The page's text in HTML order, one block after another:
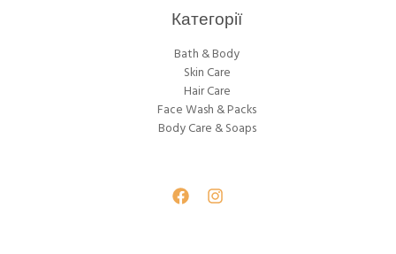
Категорії
Bath & Body
Skin Care
Hair Care
Face Wash & Packs
Body Care & Soaps